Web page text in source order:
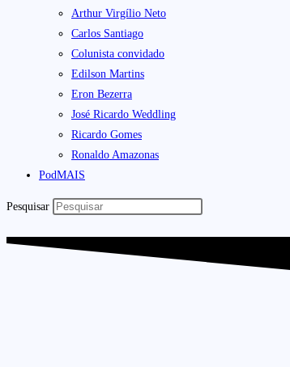
Arthur Virgílio Neto
Carlos Santiago
Colunista convidado
Edilson Martins
Eron Bezerra
José Ricardo Weddling
Ricardo Gomes
Ronaldo Amazonas
PodMAIS
Pesquisar